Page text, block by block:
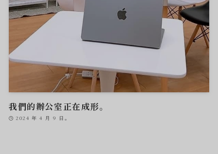
我們的辦公室正在成形。
2024 年 4 月 9 日。